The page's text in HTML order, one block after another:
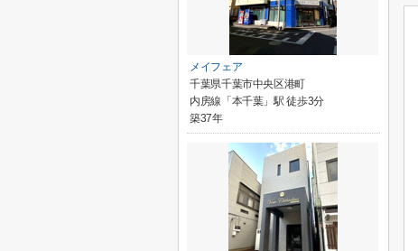
メイフェア
千葉県千葉市中央区港町
内房線「本千葉」駅 徒歩3分
築37年